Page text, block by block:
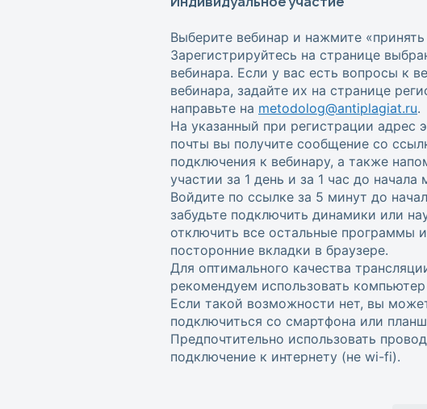
Выберите вебинар и нажмите «принять
Зарегистрируйтесь на странице
вебинара. Если у вас есть вопросы к
вебинара, задайте их на странице
направьте на metodolog@antiplagiat.ru.
На указанный при регистрации адрес
почты вы получите сообщение со
подключения к вебинару, а также
участии за 1 день и за 1 час до начала
Войдите по ссылке за 5 минут до
забудьте подключить динамики или
отключить все остальные программы
посторонние вкладки в браузере.
Для оптимального качества
рекомендуем использовать
Если такой возможности нет, вы
подключиться со смартфона или
Предпочтительно использовать
подключение к интернету (не wi-fi).